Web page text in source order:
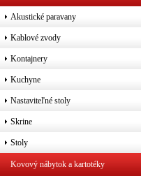
Akustické paravany
Kablové zvody
Kontajnery
Kuchyne
Nastaviteľné stoly
Skrine
Stoly
Kovový nábytok a kartotéky